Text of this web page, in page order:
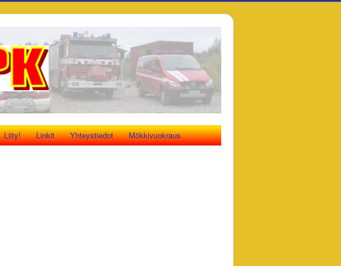
Liity! Linkit Yhteystiedot Mökkivuokraus